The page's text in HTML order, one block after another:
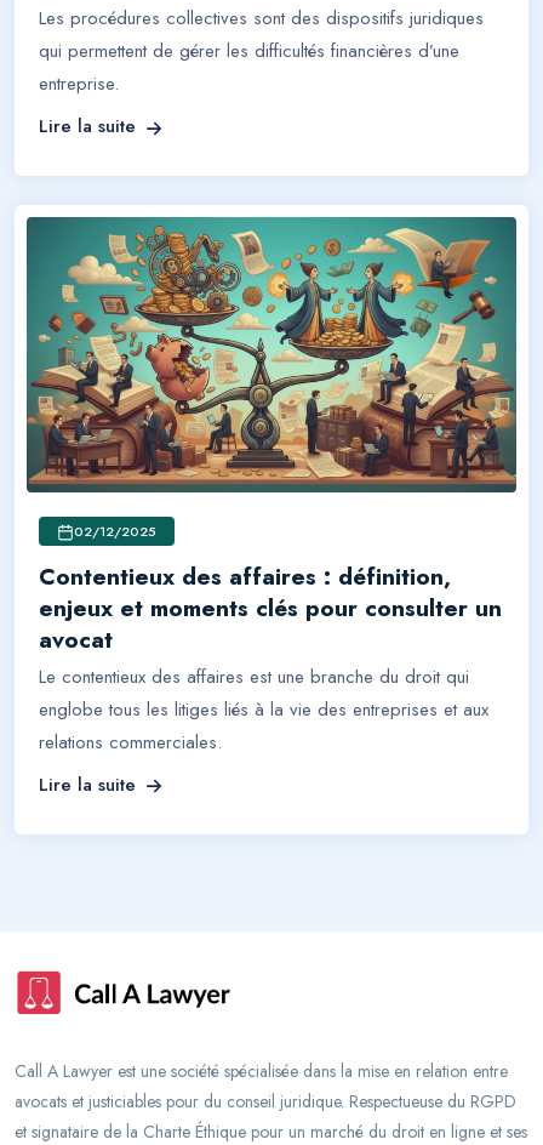
Les procédures collectives sont des dispositifs juridiques
qui permettent de gérer les difficultés financières d’une
entreprise.
Lire la suite
02/12/2025
Contentieux des affaires : définition,
enjeux et moments clés pour consulter un
avocat
Le contentieux des affaires est une branche du droit qui
englobe tous les litiges liés à la vie des entreprises et aux
relations commerciales.
Lire la suite
Call A Lawyer est une société spécialisée dans la mise en relation entre
avocats et justiciables pour du conseil juridique. Respectueuse du RGPD
et signataire de la Charte Éthique pour un marché du droit en ligne et ses